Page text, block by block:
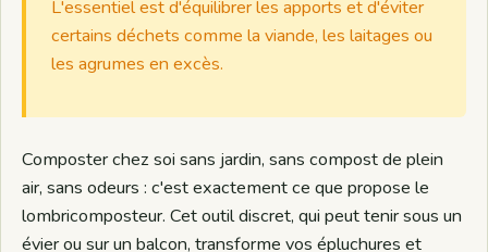
L'essentiel est d'équilibrer les apports et d'éviter
certains déchets comme la viande, les laitages ou
les agrumes en excès.
Composter chez soi sans jardin, sans compost de plein
air, sans odeurs : c'est exactement ce que propose le
lombricomposteur. Cet outil discret, qui peut tenir sous un
évier ou sur un balcon, transforme vos épluchures et